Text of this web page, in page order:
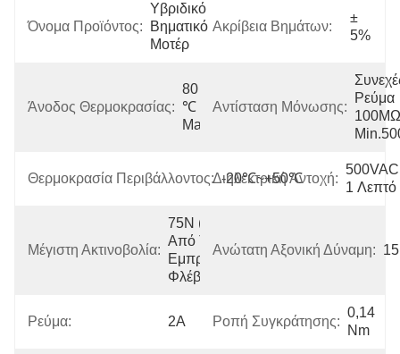
Όνομα Προϊόντος:
Υβριδικό
Βηματικό
Μοτέρ
Ακρίβεια Βημάτων:
±
5%
Άνοδος Θερμοκρασίας:
80
℃
Max
Αντίσταση Μόνωσης:
Ρεύμα
100MΩ
Θερμοκρασία Περιβάλλοντος: -20℃~+50℃
Διηλεκτρική Αντοχή:
500VAC
1 Λεπτό
Μέγιστη Ακτινοβολία:
75N (20mm
Από Την
Εμπρόσθια
Φλέβα)
Ανώτατη Αξονική Δύναμη:
Ρεύμα: 2Α Ροπή Συγκράτησης:
0,14
Nm